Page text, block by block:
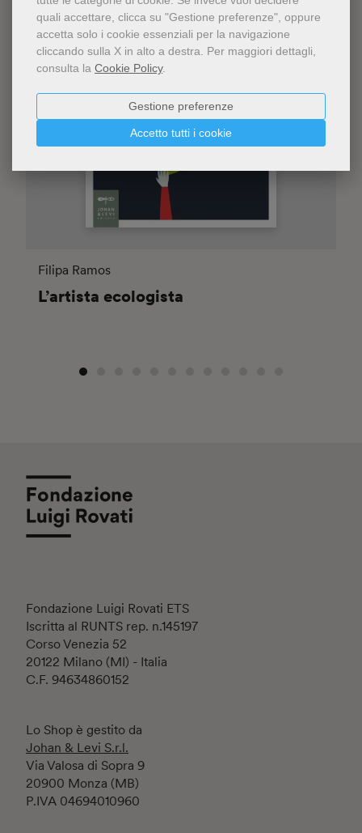
quali accettare, clicca su "Gestione preferenze", oppure
accetta solo i cookie essenziali per la navigazione
cliccando sulla X in alto a destra. Per maggiori dettagli,
consulta la Cookie Policy.
Accetto tutti i cookie
Gestione preferenze
Filipa Ramos
L’artista ecologista
Fondazione Luigi Rovati ETS
Iscritta al RUNTS rep. n.145197
Corso Venezia 52
20122 Milano (MI) - Italia
C.F. 94634860152
Lo Shop è gestito da
Johan & Levi S.r.l.
Via Valosa di Sopra 9
20900 Monza (MB)
P.IVA 04694010960